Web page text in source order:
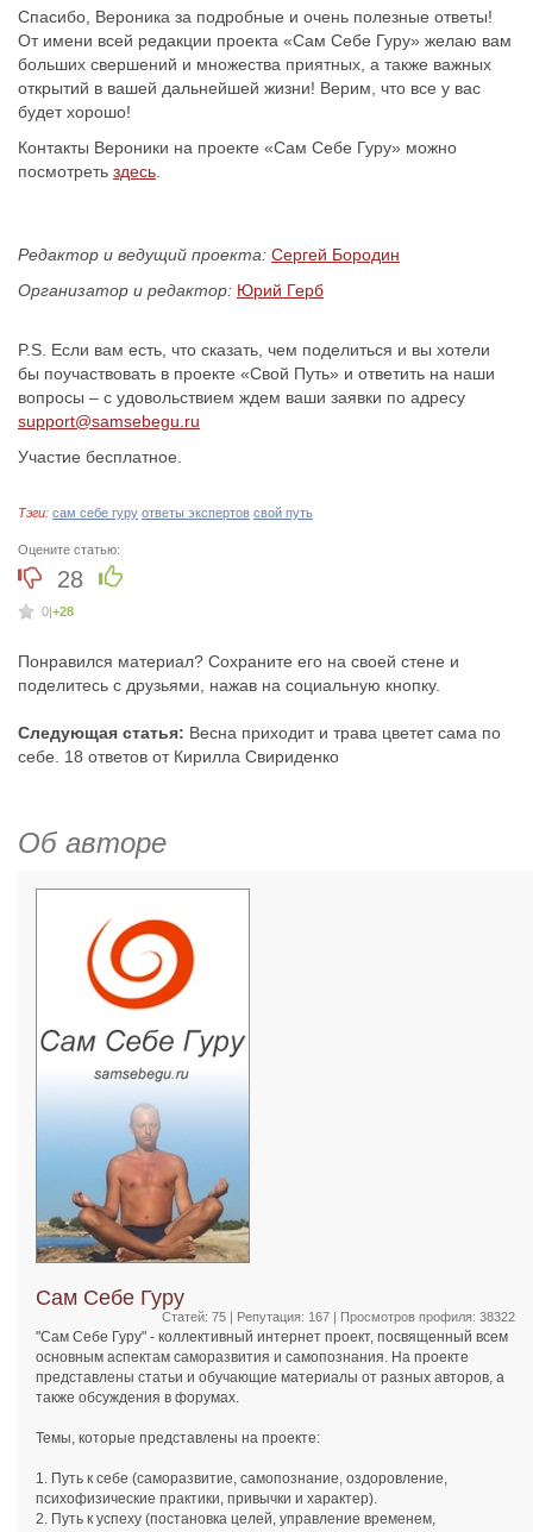
Спасибо, Вероника за подробные и очень полезные ответы!
От имени всей редакции проекта «Сам Себе Гуру» желаю вам
больших свершений и множества приятных, а также важных
открытий в вашей дальнейшей жизни! Верим, что все у вас
будет хорошо!
Контакты Вероники на проекте «Сам Себе Гуру» можно
посмотреть здесь
Редактор и ведущий проекта: Сергей Бородин
Организатор и редактор: Юрий Герб
P.S. Если вам есть, что сказать, чем поделиться и вы хотели
бы поучаствовать в проекте «Свой Путь» и ответить на наши
вопросы – с удовольствием ждем ваши заявки по адресу
support@samsebegu.ru
Участие бесплатное.
Тэги: сам себе гуру ответы экспертов свой путь
Оцените статью:
28
0|+28
Понравился материал? Сохраните его на своей стене и
поделитесь с друзьями, нажав на социальную кнопку.
Следующая статья: Весна приходит и трава цветет сама по
себе. 18 ответов от Кирилла Свириденко
Об авторе
Сам Себе Гуру
Статей: 75 | Репутация: 167 | Просмотров профиля: 38322
"Сам Себе Гуру" - коллективный интернет проект, посвященный всем
основным аспектам саморазвития и самопознания. На проекте
представлены статьи и обучающие материалы от разных авторов, а
также обсуждения в форумах.
Темы, которые представлены на проекте:
1. Путь к себе (саморазвитие, самопознание, оздоровление,
психофизические практики, привычки и характер).
2. Путь к успеху (постановка целей, управление временем,